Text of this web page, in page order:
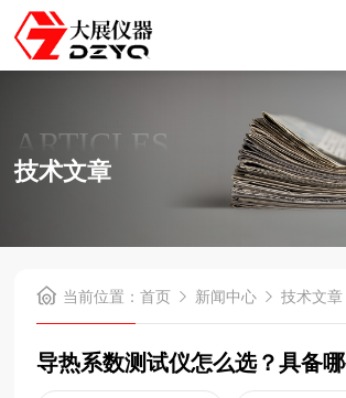
ARTICLES
技术文章
当前位置：首页 新闻中心 技术文章
导热系数测试仪怎么选？具备